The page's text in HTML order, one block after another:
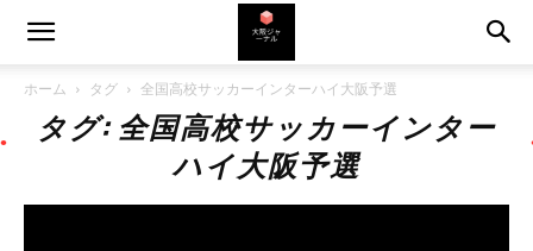
ホーム タグ 全国高校サッカーインターハイ大阪予選
タグ: 全国高校サッカーインター
ハイ大阪予選